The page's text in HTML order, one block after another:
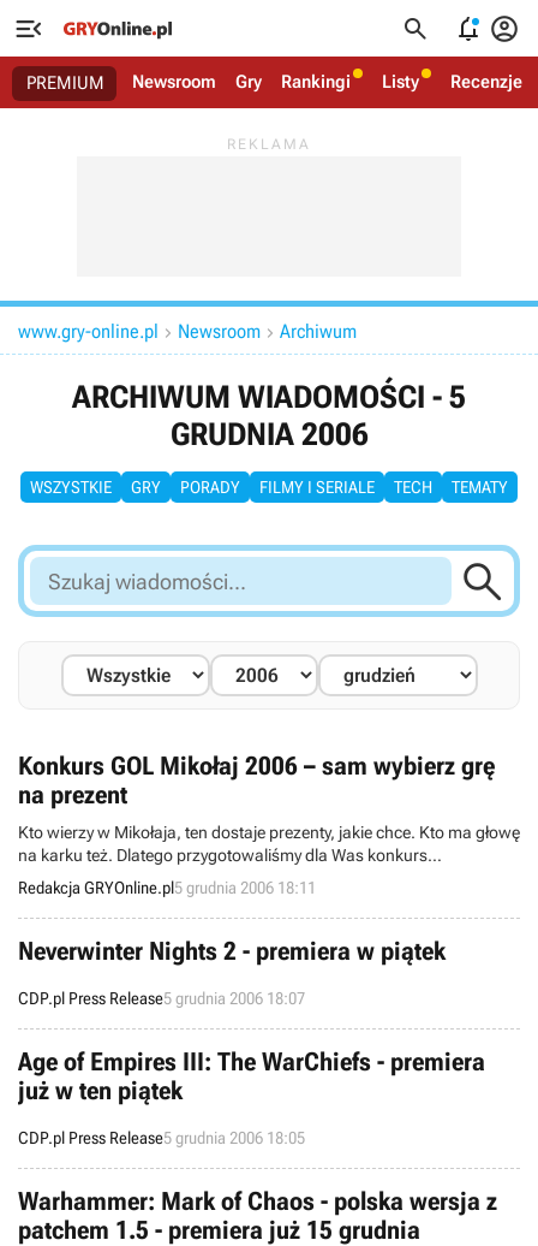
   
PREMIUM Newsroom Gry Rankingi Listy Recenzje
www.gry-online.pl  Newsroom  Archiwum
ARCHIWUM WIADOMOŚCI - 5
GRUDNIA 2006
WSZYSTKIE GRY PORADY FILMY I SERIALE TECH TEMATY
Szukaj
wiadomości...

Konkurs GOL Mikołaj 2006 – sam wybierz grę
na prezent
Kto wierzy w Mikołaja, ten dostaje prezenty, jakie chce. Kto ma głowę
na karku też. Dlatego przygotowaliśmy dla Was konkurs
mikołajkowy, w którym sami zadecydujecie, co chcecie wygrać.
Redakcja GRYOnline.pl5 grudnia 2006 18:11
Neverwinter Nights 2 - premiera w piątek
CDP.pl Press Release5 grudnia 2006 18:07
Age of Empires III: The WarChiefs - premiera
już w ten piątek
CDP.pl Press Release5 grudnia 2006 18:05
Warhammer: Mark of Chaos - polska wersja z
patchem 1.5 - premiera już 15 grudnia